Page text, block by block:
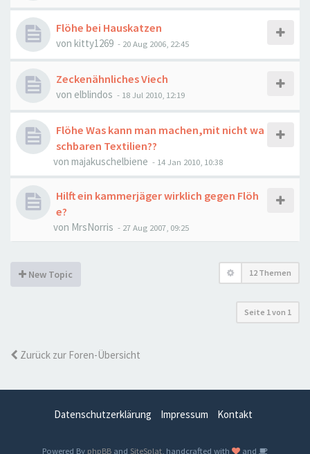
Flöhe bei Hauskatzen
von kitty1269 - 20 Aug 2006, 22:45
Zeckenähnliches Viech
von elblindos - 18 Jul 2010, 12:19
Flöhe Was kann man machen,mit nicht wa
schbaren Textilien??
von majakuschelbiene - 14 Jan 2010, 10:38
Hilft ein kammerjäger wirklich gegen Flöh
e?
von MrsNorris - 27 Aug 2007, 09:25
New Topic 12 Themen
Seite 1von 1
Zurück zur Foren-Übersicht
Datenschutzerklärung Impressum Kontakt
Powered By phpBB and SiteSplat , handcrafted with and